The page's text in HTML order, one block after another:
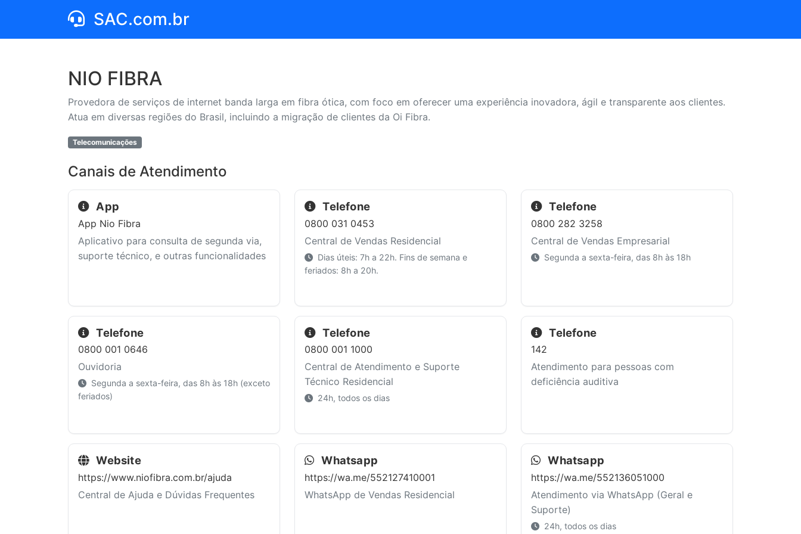
SAC.com.br
NIO FIBRA
Provedora de serviços de internet banda larga em fibra ótica, com foco em oferecer uma experiência inovadora, ágil e transparente aos clientes.
Atua em diversas regiões do Brasil, incluindo a migração de clientes da Oi Fibra.
Telecomunicações
Canais de Atendimento
App
App Nio Fibra
Aplicativo para consulta de segunda via,
suporte técnico, e outras funcionalidades
Telefone
0800 031 0453
Central de Vendas Residencial
Dias úteis: 7h a 22h. Fins de semana e
feriados: 8h a 20h.
Telefone
0800 282 3258
Central de Vendas Empresarial
Segunda a sexta-feira, das 8h às 18h
Telefone
0800 001 0646
Ouvidoria
Segunda a sexta-feira, das 8h às 18h (exceto
feriados)
Telefone
0800 001 1000
Central de Atendimento e Suporte
Técnico Residencial
24h, todos os dias
Telefone
142
Atendimento para pessoas com
deficiência auditiva
Website
https://www.niofibra.com.br/ajuda
Central de Ajuda e Dúvidas Frequentes
Whatsapp
https://wa.me/552127410001
WhatsApp de Vendas Residencial
Whatsapp
https://wa.me/552136051000
Atendimento via WhatsApp (Geral e
Suporte)
24h, todos os dias